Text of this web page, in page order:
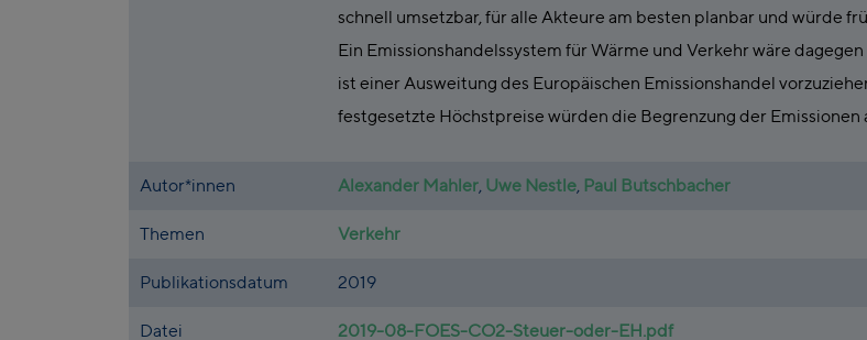
schnell umsetzbar, für alle Akteure am besten planbar und würde
Ein Emissionshandelssystem für Wärme und Verkehr wäre
ist einer Ausweitung des Europäischen Emissionshandel
festgesetzte Höchstpreise würden die Begrenzung der Emissionen
Autor*innen Alexander Mahler Uwe Nestle Paul Butschbacher
Themen Verkehr
Publikationsdatum 2019
Datei 2019-08-FOES-CO2-Steuer-oder-EH.pdf